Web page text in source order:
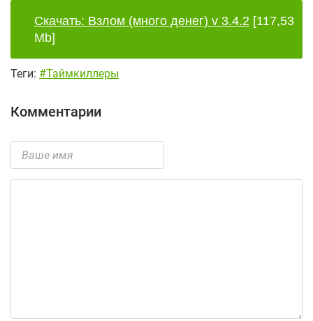
Скачать: Взлом (много денег) v 3.4.2 [117,53
Mb]
Теги: #Таймкиллеры
Комментарии